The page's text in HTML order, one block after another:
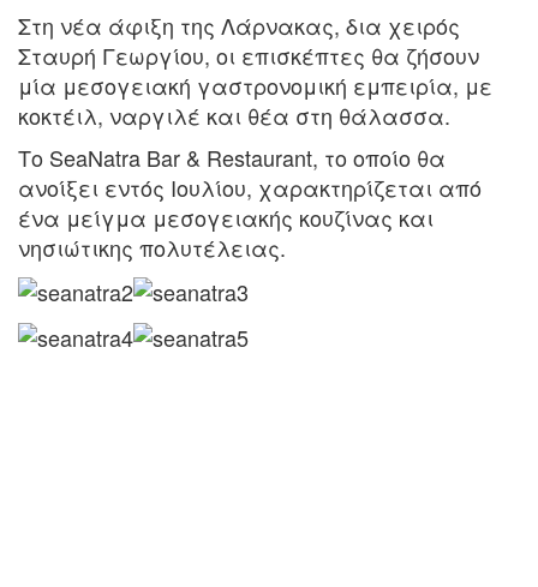
Στη νέα άφιξη της Λάρνακας, δια χειρός
Σταυρή Γεωργίου, οι επισκέπτες θα ζήσουν
μία μεσογειακή γαστρονομική εμπειρία, με
κοκτέιλ, ναργιλέ και θέα στη θάλασσα.
Το SeaNatra Bar & Restaurant, το οποίο θα
ανοίξει εντός Ιουλίου, χαρακτηρίζεται από
ένα μείγμα μεσογειακής κουζίνας και
νησιώτικης πολυτέλειας.